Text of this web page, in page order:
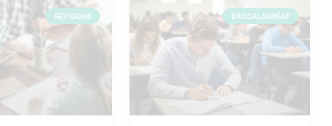
RÉVISIONS BACCALAURÉAT